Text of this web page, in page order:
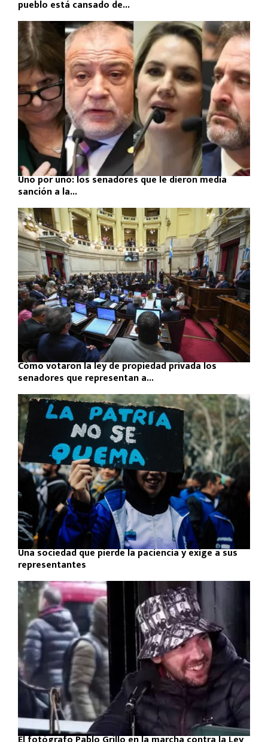
pueblo está cansado de...
Uno por uno: los senadores que le dieron media
sanción a la...
Cómo votaron la ley de propiedad privada los
senadores que representan a...
Una sociedad que pierde la paciencia y exige a sus
representantes